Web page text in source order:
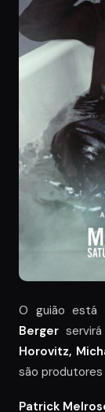
O guião está
Berger
Horovitz,
são
Patrick